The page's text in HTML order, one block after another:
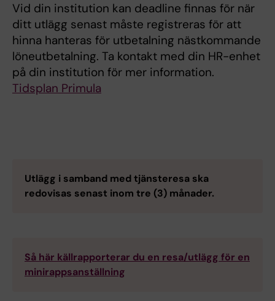
Vid din institution kan deadline finnas för när
ditt utlägg senast måste registreras för att
hinna hanteras för utbetalning nästkommande
löneutbetalning. Ta kontakt med din HR-enhet
på din institution för mer information.
Tidsplan Primula
Utlägg i samband med tjänsteresa ska
redovisas senast inom tre (3) månader.
Så här källrapporterar du en resa/utlägg för en
minirappsanställning